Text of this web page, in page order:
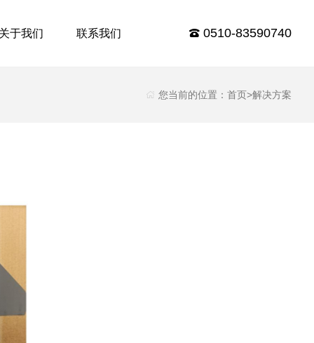
于我们 联系我们 0510-83590740
您当前的位置： 首页>解决方案